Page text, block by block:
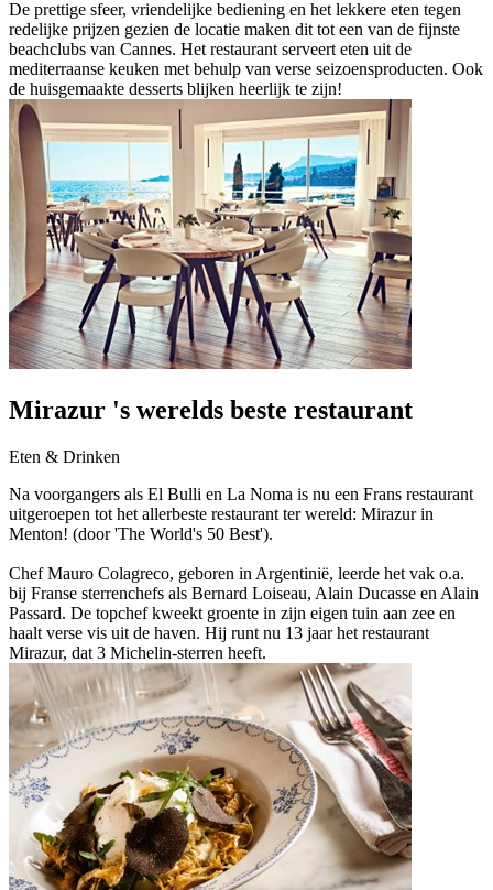
De prettige sfeer, vriendelijke bediening en het lekkere eten tegen
redelijke prijzen gezien de locatie maken dit tot een van de fijnste
beachclubs van Cannes. Het restaurant serveert eten uit de
mediterraanse keuken met behulp van verse seizoensproducten. Ook
de huisgemaakte desserts blijken heerlijk te zijn!
Mirazur 's werelds beste restaurant
Eten & Drinken
Na voorgangers als El Bulli en La Noma is nu een Frans restaurant
uitgeroepen tot het allerbeste restaurant ter wereld: Mirazur in
Menton! (door 'The World's 50 Best').
Chef Mauro Colagreco, geboren in Argentinië, leerde het vak o.a.
bij Franse sterrenchefs als Bernard Loiseau, Alain Ducasse en Alain
Passard. De topchef kweekt groente in zijn eigen tuin aan zee en
haalt verse vis uit de haven. Hij runt nu 13 jaar het restaurant
Mirazur, dat 3 Michelin-sterren heeft.